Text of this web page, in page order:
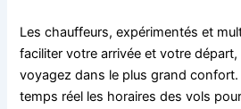
Les chauffeurs, expérimentés et
faciliter votre arrivée et votre départ,
voyagez dans le plus grand confort.
temps réel les horaires des vols